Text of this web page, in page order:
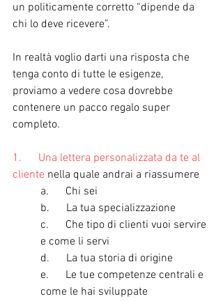
un politicamente corretto “dipende da
chi lo deve ricevere”.
In realtà voglio darti una risposta che
tenga conto di tutte le esigenze,
proviamo a vedere cosa dovrebbe
contenere un pacco regalo super
completo.
1.      Una lettera personalizzata da te al
cliente nella quale andrai a riassumere
a.      Chi sei
b.      La tua specializzazione
c.      Che tipo di clienti vuoi servire
e come li servi
d.      La tua storia di origine
e.      Le tue competenze centrali e
come le hai sviluppate